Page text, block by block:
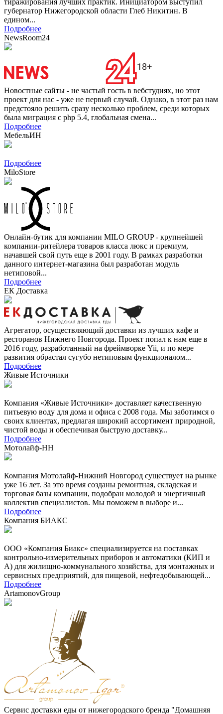
губернатор Нижегородской области Глеб Никитин. В
едином...
Подробнее
NewsRoom24
Новостные сайты - не частый гость в вебстудиях, но этот
проект для нас - уже не первый случай. Однако, в этот раз нам
предстояло решить сразу несколько проблем, среди которых
была миграция с php 5.4, глобальная смена...
Подробнее
МебельИН
Подробнее
MiloStore
Онлайн-бутик для компании MILO GROUP - крупнейшей
компании-ритейлера товаров класса люкс и премиум,
начавшей свой путь еще в 2001 году. В рамках разработки
данного интернет-магазина был разработан модуль
нетиповой...
Подробнее
ЕК Доставка
Агрегатор, осуществляющий доставки из лучших кафе и
ресторанов Нижнего Новгорода. Проект попал к нам еще в
2016 году, разработанный на фреймворке Yii, и по мере
развития обрастал сугубо нетиповым функционалом...
Подробнее
Живые Источники
Компания «Живые Источники» доставляет качественную
питьевую воду для дома и офиса с 2008 года. Мы заботимся о
своих клиентах, предлагая широкий ассортимент природной,
чистой воды и обеспечивая быструю доставку...
Подробнее
Мотолайф-НН
Компания Мотолайф-Нижний Новгород существует на рынке
уже 16 лет. За это время созданы ремонтная, складская и
торговая базы компании, подобран молодой и энергичный
коллектив специалистов. Мы поможем в выборе и...
Подробнее
Компания БИАКС
ООО «Компания Биакс» специализируется на поставках
контрольно-измерительных приборов и автоматики (КИП и
А) для жилищно-коммунального хозяйства, для монтажных и
сервисных предприятий, для пищевой, нефтедобывающей...
Подробнее
ArtamonovGroup
Сервис доставки еды от нижегородского бренда "Домашняя